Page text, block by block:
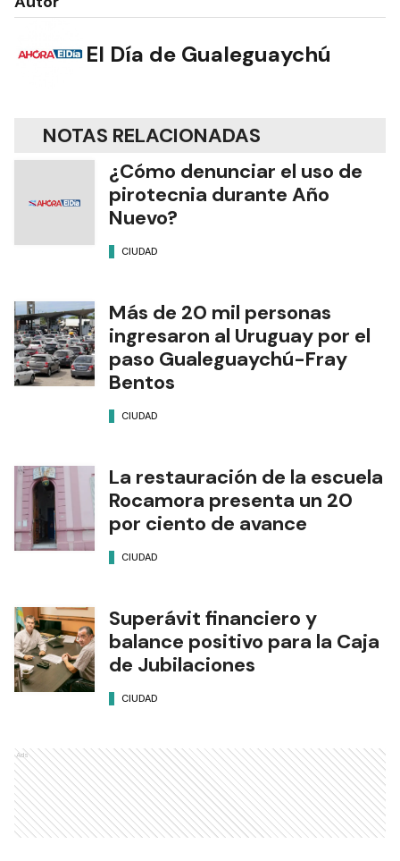
El Día de Gualeguaychú
NOTAS RELACIONADAS
¿Cómo denunciar el uso de
pirotecnia durante Año
Nuevo?
CIUDAD
Más de 20 mil personas
ingresaron al Uruguay por el
paso Gualeguaychú-Fray
Bentos
CIUDAD
La restauración de la escuela
Rocamora presenta un 20
por ciento de avance
CIUDAD
Superávit financiero y
balance positivo para la Caja
de Jubilaciones
CIUDAD
Ads